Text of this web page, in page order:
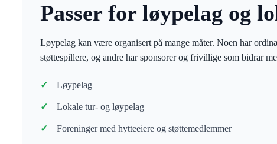
Passer for løypelag og
Løypelag kan være organisert på mange måter. Noen har
støttespillere, og andre har sponsorer og frivillige som bidrar
Løypelag
Lokale tur- og løypelag
Foreninger med hytteeiere og støttemedlemmer